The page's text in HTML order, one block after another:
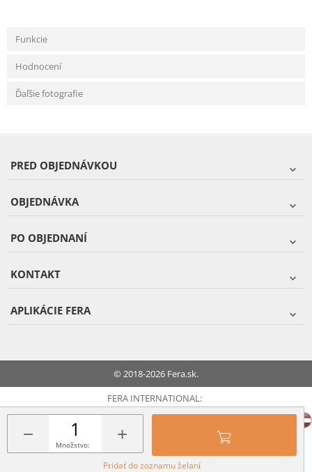
− +
Množstvo:
Pridať do zoznamu želaní
Funkcie
Hodnocení
Ďaľšie fotografie
PRED OBJEDNÁVKOU
OBJEDNÁVKA
PO OBJEDNANÍ
KONTAKT
APLIKÁCIE FERA
© 2018-2026 Fera.sk.
FERA INTERNATIONAL: